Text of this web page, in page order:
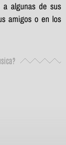
a algunas de sus
amigos o en los